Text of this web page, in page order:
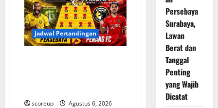
Surabaya,
Daftar
Rekrutan
Baru
dan
Pemain
yang
Jadwal Pertandingan
scoreup
Agustus 6, 2026
Persebaya
Surabaya,
Lawan
Berat dan
Tanggal
Penting
yang Wajib
Dicatat